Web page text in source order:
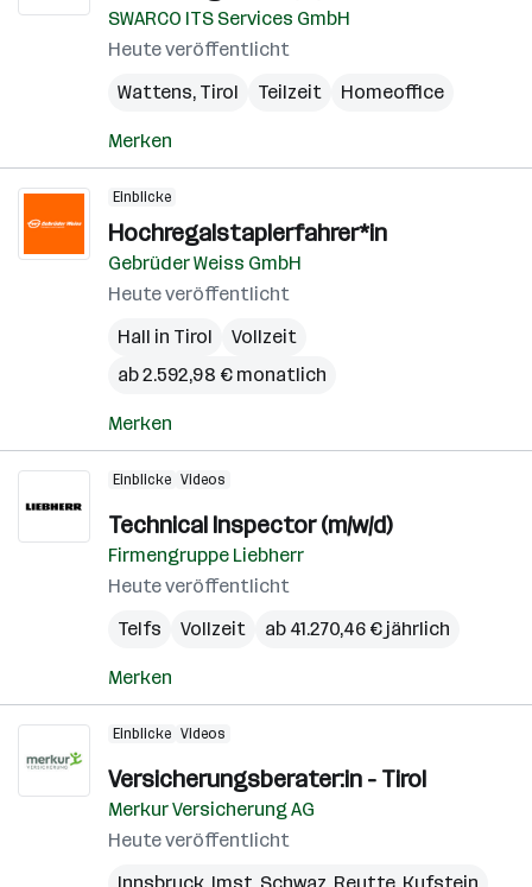
SWARCO ITS Services GmbH
Heute veröffentlicht
Wattens, Tirol Teilzeit Homeoffice
Merken
Einblicke
Hochregalstaplerfahrer*in
Gebrüder Weiss GmbH
Heute veröffentlicht
Hall in Tirol
Vollzeit
ab 2.592,98 € monatlich
Merken
Einblicke Videos
Technical Inspector (m/w/d)
Firmengruppe Liebherr
Heute veröffentlicht
Telfs
Vollzeit ab 41.270,46 € jährlich
Merken
Einblicke Videos
Versicherungsberater:in - Tirol
Merkur Versicherung AG
Heute veröffentlicht